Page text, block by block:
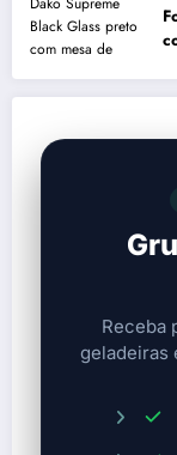
Receba
geladeiras